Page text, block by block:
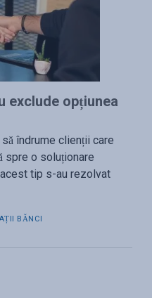
exclude opțiunea
îndrume clienții care
spre o soluționare
tip s-au rezolvat
BĂNCI